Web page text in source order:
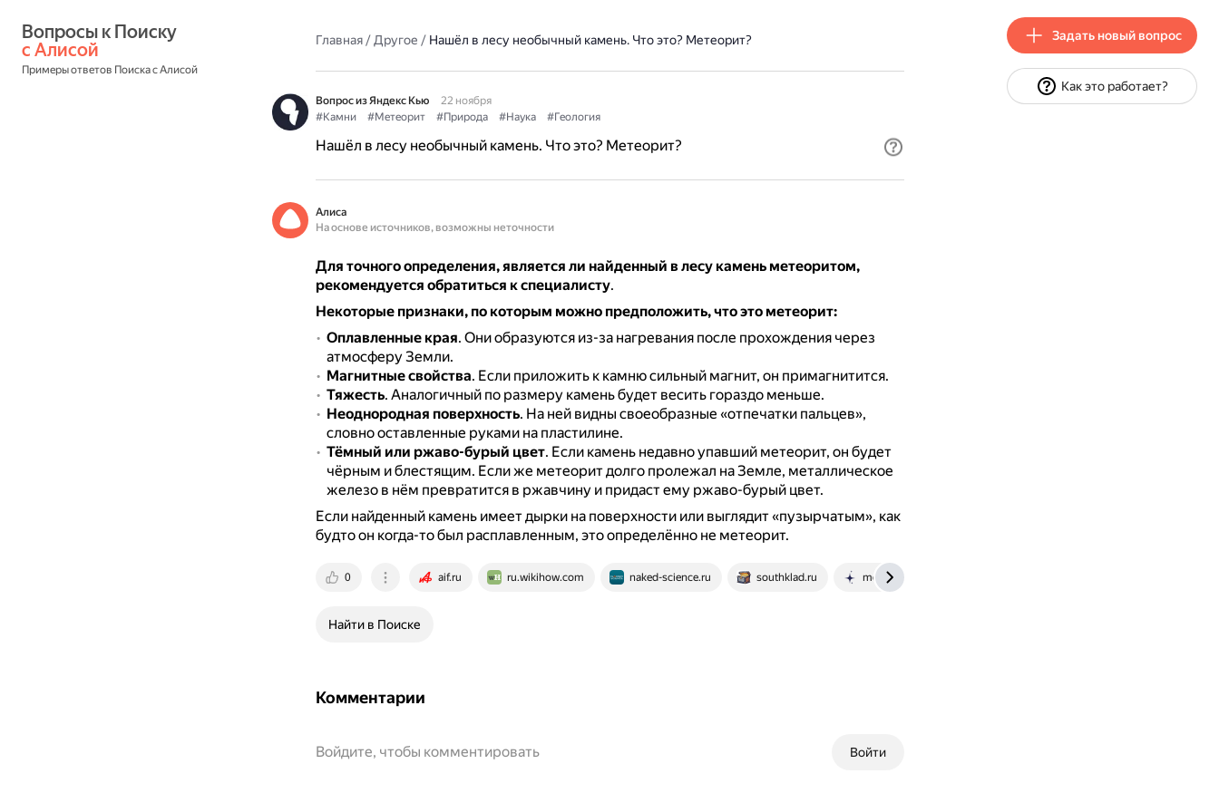
с Алисой
Примеры ответов Поиска с Алисой
Главная/Другое / Нашёл в лесу необычный камень. Что это? Метеорит?
Вопрос из Яндекс Кью
22 ноября
#Камни
#Метеорит #Природа #Наука #Геология
Нашёл в лесу необычный камень. Что это? Метеорит?
Алиса
На основе источников, возможны неточности
Для точного определения, является ли найденный в лесу камень метеоритом,
рекомендуется обратиться к специалисту.
Некоторые признаки, по которым можно предположить, что это метеорит:
Оплавленные края. Они образуются из-за нагревания после прохождения через
атмосферу Земли.
Магнитные свойства. Если приложить к камню сильный магнит, он примагнитится.
Тяжесть. Аналогичный по размеру камень будет весить гораздо меньше.
Неоднородная поверхность. На ней видны своеобразные «отпечатки пальцев»,
словно оставленные руками на пластилине.
Тёмный или ржаво-бурый цвет. Если камень недавно упавший метеорит, он будет
чёрным и блестящим. Если же метеорит долго пролежал на Земле, металлическое
железо в нём превратится в ржавчину и придаст ему ржаво-бурый цвет.
Если найденный камень имеет дырки на поверхности или выглядит «пузырчатым», как
будто он когда-то был расплавленным, это определённо не метеорит.
0 aif.ru ru.wikihow.com naked-science.ru southklad.ru meteoritestyle.shop
Найти в Поиске
Комментарии
Войти
Войдите, чтобы комментировать
Задать новый вопрос
Как это работает?